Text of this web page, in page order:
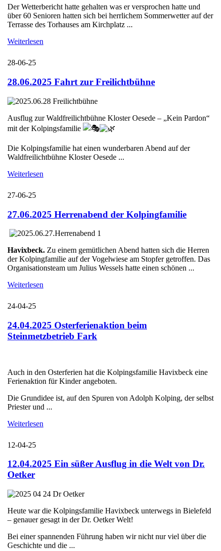
Der Wetterbericht hatte gehalten was er versprochen hatte und
über 60 Senioren hatten sich bei herrlichem Sommerwetter auf der
Terrasse des Torhauses am Kirchplatz ...
Weiterlesen
28-06-25
28.06.2025 Fahrt zur Freilichtbühne
Ausflug zur Waldfreilichtbühne Kloster Oesede – „Kein Pardon“
mit der Kolpingsfamilie
Die Kolpingsfamilie hat einen wunderbaren Abend auf der
Waldfreilichtbühne Kloster Oesede ...
Weiterlesen
27-06-25
27.06.2025 Herrenabend der Kolpingfamilie
Havixbeck. Zu einem gemütlichen Abend hatten sich die Herren
der Kolpingfamilie auf der Vogelwiese am Stopfer getroffen. Das
Organisationsteam um Julius Wessels hatte einen schönen ...
Weiterlesen
24-04-25
24.04.2025 Osterferienaktion beim
Steinmetzbetrieb Fark
Auch in den Osterferien hat die Kolpingsfamilie Havixbeck eine
Ferienaktion für Kinder angeboten.
Die Grundidee ist, auf den Spuren von Adolph Kolping, der selbst
Priester und ...
Weiterlesen
12-04-25
12.04.2025 Ein süßer Ausflug in die Welt von Dr.
Oetker
Heute war die Kolpingsfamilie Havixbeck unterwegs in Bielefeld
– genauer gesagt in der Dr. Oetker Welt!
Bei einer spannenden Führung haben wir nicht nur viel über die
Geschichte und die ...